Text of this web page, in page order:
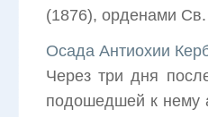
(1876), орденами
Осада Антиохии
Через три дня
подошедшей к нему